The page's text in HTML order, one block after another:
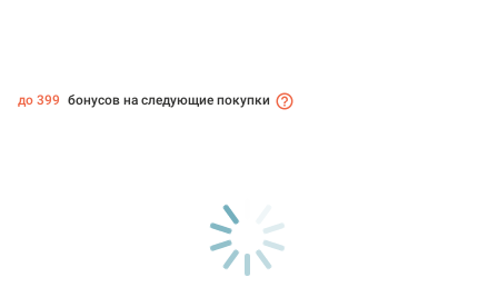
до 399 бонусов на следующие покупки